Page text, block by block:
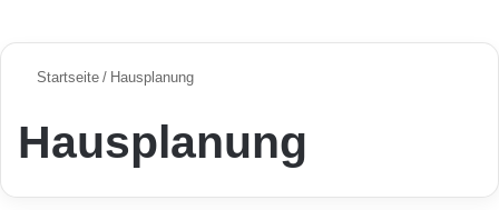
Startseite / Hausplanung
Hausplanung